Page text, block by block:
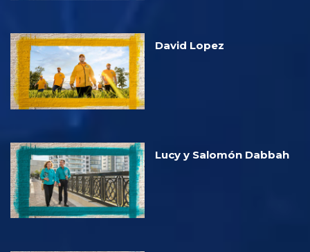
David Lopez
Lucy y Salomón Dabbah